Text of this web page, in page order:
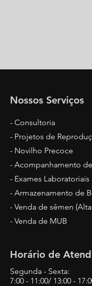
Nossos Serviços
- Consultoria
- Projetos de
- Novilho Precoce
- Acompanhamento
- Exames Laboratoriais
- Armazenamento de
- Venda de sêmen
- Venda de MUB
Horário de
Segunda - Sexta:
7:00 - 11:00/ 13:00 -